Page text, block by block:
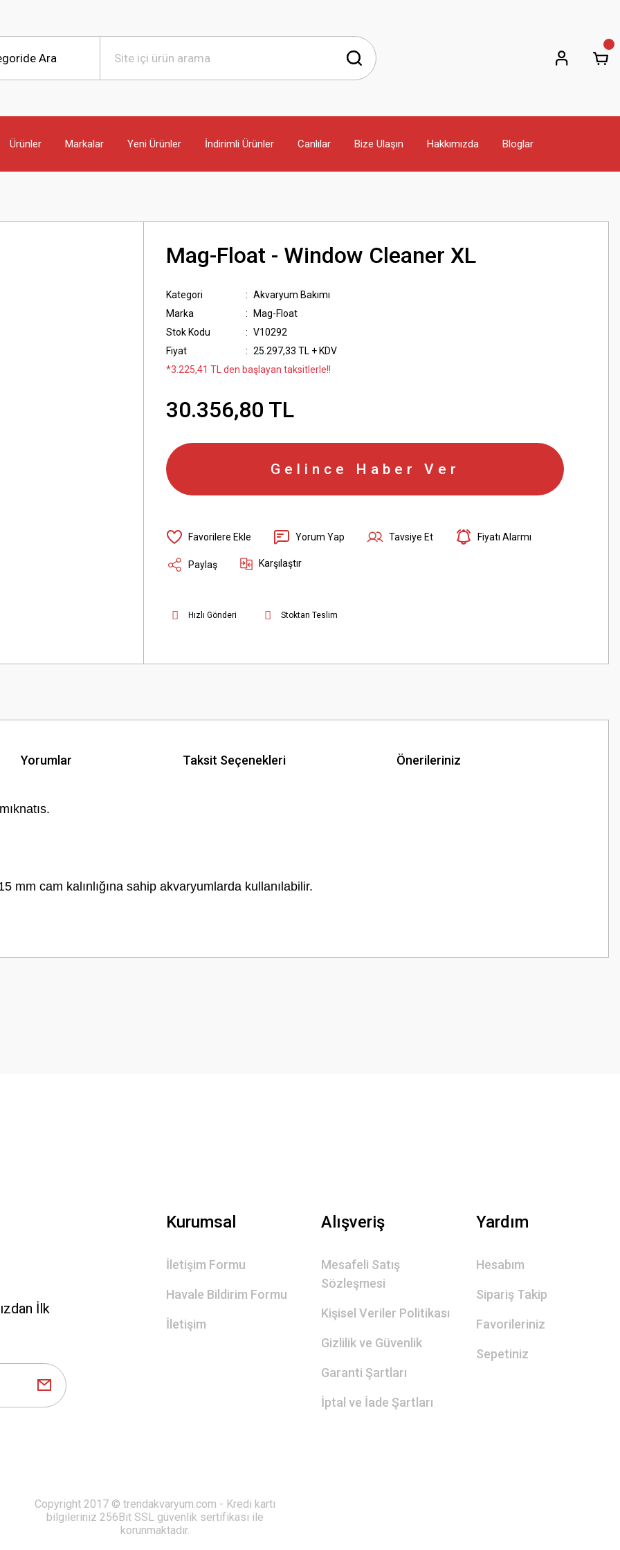
Ürünler Markalar Yeni Ürünler İndirimli Ürünler Canlılar Bize Ulaşın Hakkımızda Bloglar
Mag-Float - Window Cleaner XL
Kategori
Akvaryum Bakımı
Marka
Mag-Float
Stok Kodu
V10292
Fiyat
25.297,33 TL + KDV
*3.225,41 TL den başlayan taksitlerle!!
30.356,80 TL
Gelince Haber Ver
Yorum Yap Tavsiye Et Fiyatı Alarmı
Paylaş Karşılaştır
Hızlı Gönderi Stoktan Teslim
Yorumlar Taksit Seçenekleri Önerileriniz
cam kalınlığına sahip akvaryumlarda kullanılabilir.
İlk
Kurumsal
İletişim Formu
Havale Bildirim Formu
İletişim
Alışveriş
Mesafeli Satış
Sözleşmesi
Kişisel Veriler Politikası
Gizlilik ve Güvenlik
Garanti Şartları
İptal ve İade Şartları
Yardım
Hesabım
Sipariş Takip
Favorileriniz
Sepetiniz
Copyright 2017 © trendakvaryum.com - Kredi kartı
bilgileriniz 256Bit SSL güvenlik sertifikası ile
korunmaktadır.